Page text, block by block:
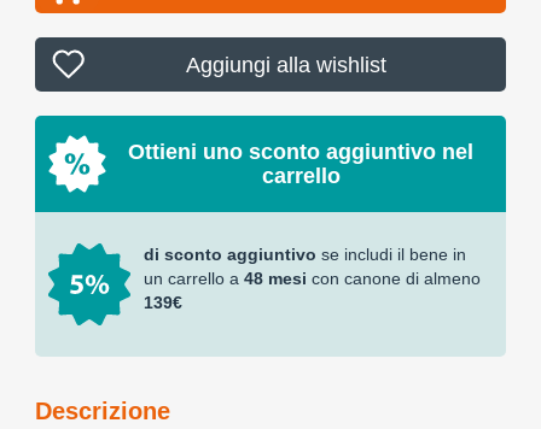
Aggiungi alla wishlist
Ottieni uno sconto aggiuntivo nel
carrello
di sconto aggiuntivo se includi il bene in
un carrello a 48 mesi con canone di almeno
139€
Descrizione